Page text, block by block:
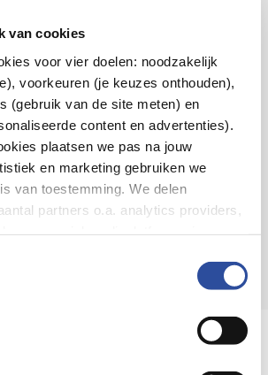
van cookies
voor vier doelen: noodzakelijk
voorkeuren (je keuzes onthouden),
(gebruik van de site meten) en
content en advertenties).
plaatsen we pas na jouw
en marketing gebruiken we
van toestemming. We delen
partners o.a. analytics providers,
per categorie. Je kunt je keuze op
staat in de
Privacyverklaring
uit4.106 reviews
VolgDAop:
medicijnen